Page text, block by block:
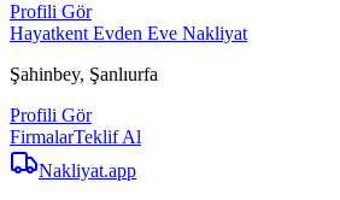
Profili Gör
Hayatkent Evden Eve Nakliyat
Şahinbey, Şanlıurfa
Profili Gör
FirmalarTeklif Al
Nakliyat.app